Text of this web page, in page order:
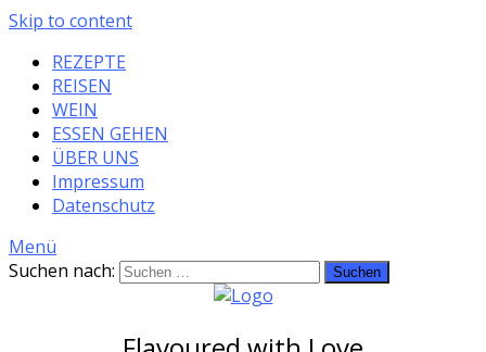
Skip to content
REZEPTE
REISEN
WEIN
ESSEN GEHEN
ÜBER UNS
Impressum
Datenschutz
Menü
Suchen nach: